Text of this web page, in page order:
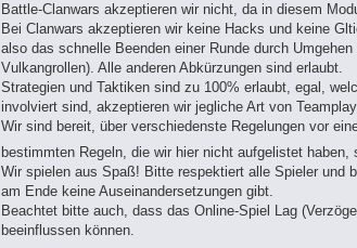
Battle-Clanwars akzeptieren wir nicht, da in diesem
Bei Clanwars akzeptieren wir keine Hacks und keine
also das schnelle Beenden einer Runde durch
Vulkangrollen). Alle anderen Abkürzungen sind erlaubt.
Strategien und Taktiken sind zu 100% erlaubt, egal,
involviert sind, akzeptieren wir jegliche Art von
Wir sind bereit, über verschiedenste Regelungen vor
bestimmten Regeln, die wir hier nicht aufgelistet
Wir spielen aus Spaß! Bitte respektiert alle Spieler und
am Ende keine Auseinandersetzungen gibt.
Beachtet bitte auch, dass das Online-Spiel Lag
beeinflussen können.